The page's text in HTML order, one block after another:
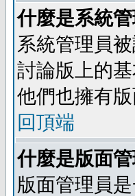
什麼是系統
系統管理員
討論版上的
他們也擁有
回頂端
什麼是版面
版面管理員